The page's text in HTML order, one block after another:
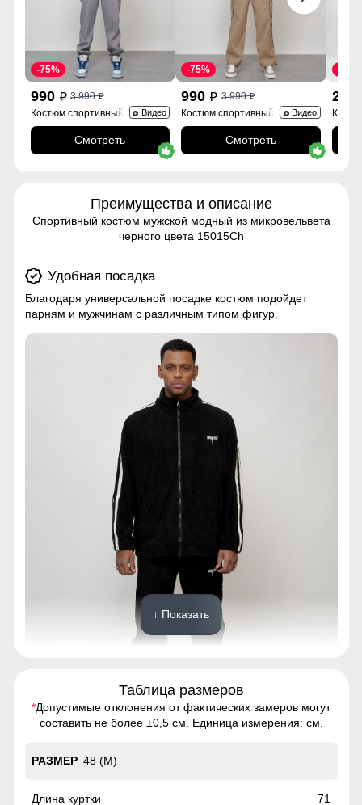
990 p 3 990p
-75%
Костюм спортивный 35021Sr
Видео
Смотреть
990 p 3 990p
-75%
Костюм спортивный 15020B
Видео
Смотреть
2
Преимущества и описание
Спортивный костюм мужской модный из микровельвета
черного цвета 15015Ch
Удобная посадка
Благодаря универсальной посадке костюм подойдет
парням и мужчинам с различным типом фигур.
Благодаря универсальной посадке костюм подойдет
парням и мужчинам с различным типом фигур.
Удобные и вместительные карманы
Карманы служат местом хранения различных мелочей.
↓ Показать
Таблица размеров
*Допустимые отклонения от фактических замеров могут
составить не более ±0,5 см. Единица измерения: см.
48 (M)
71